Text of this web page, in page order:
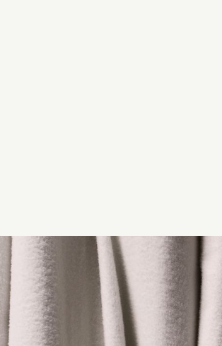
Gardell deltar i Sveriges Radios
blir häktade.
här.